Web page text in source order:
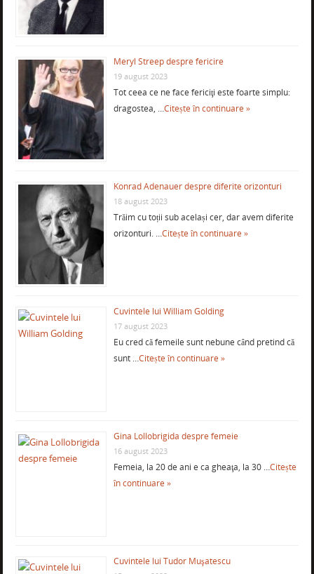
Meryl Streep despre fericire
19 august 2023
Tot ceea ce ne face fericiţi este foarte simplu:
dragostea, …Citește în continuare »
Konrad Adenauer despre diferite orizonturi
18 august 2023
Trăim cu toții sub același cer, dar avem diferite
orizonturi. …Citește în continuare »
Cuvintele lui William Golding
17 august 2023
Eu cred că femeile sunt nebune când pretind că
sunt …Citește în continuare »
Gina Lollobrigida despre femeie
16 august 2023
Femeia, la 20 de ani e ca gheaţa, la 30 …Citește
în continuare »
Cuvintele lui Tudor Muşatescu